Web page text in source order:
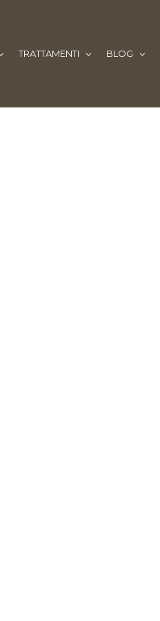
TRATTAMENTI BLOG